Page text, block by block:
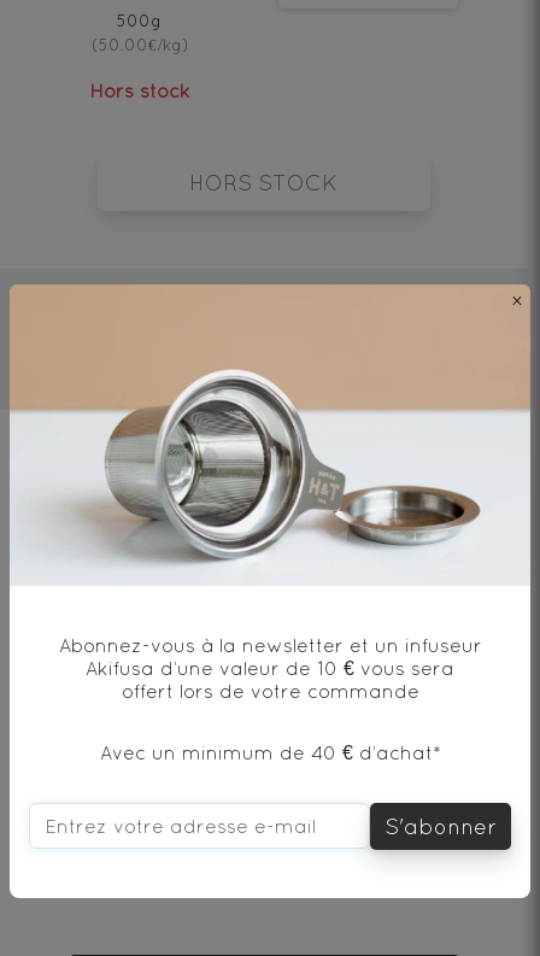
500g
(50.00€/kg)
Hors stock
HORS STOCK
90°C/194°F
Ingrédients
Sarasin torréfié* / Roasted buckwheat*
* produit issu de l'agriculture biologique
×
Abonnez-vous à la newsletter et un infuseur
Akifusa d’une valeur de 10 € vous sera
offert lors de votre commande
Avec un minimum de 40 € d’achat*
S'abonner